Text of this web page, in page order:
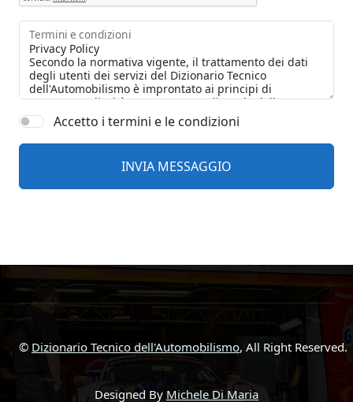
Termini e condizioni
Accetto i termini e le condizioni
© Dizionario Tecnico dell'Automobilismo, All Right Reserved.
Designed By Michele Di Maria